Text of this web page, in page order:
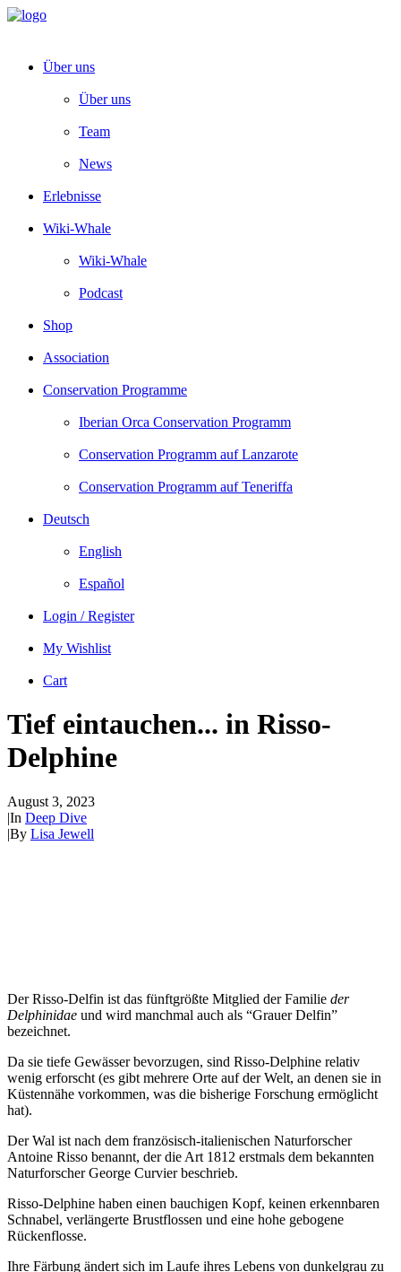
Über uns
Über uns
Team
News
Erlebnisse
Wiki-Whale
Wiki-Whale
Podcast
Shop
Association
Conservation Programme
Iberian Orca Conservation Programm
Conservation Programm auf Lanzarote
Conservation Programm auf Teneriffa
Deutsch
English
Español
Login / Register
My Wishlist
Cart
Tief eintauchen... in Risso-
Delphine
August 3, 2023
|In Deep Dive
|By Lisa Jewell
Der Risso-Delfin ist das fünftgrößte Mitglied der Familie der
Delphinidae und wird manchmal auch als “Grauer Delfin”
bezeichnet.
Da sie tiefe Gewässer bevorzugen, sind Risso-Delphine relativ
wenig erforscht (es gibt mehrere Orte auf der Welt, an denen sie in
Küstennähe vorkommen, was die bisherige Forschung ermöglicht
hat).
Der Wal ist nach dem französisch-italienischen Naturforscher
Antoine Risso benannt, der die Art 1812 erstmals dem bekannten
Naturforscher George Curvier beschrieb.
Risso-Delphine haben einen bauchigen Kopf, keinen erkennbaren
Schnabel, verlängerte Brustflossen und eine hohe gebogene
Rückenflosse.
Ihre Färbung ändert sich im Laufe ihres Lebens von dunkelgrau zu